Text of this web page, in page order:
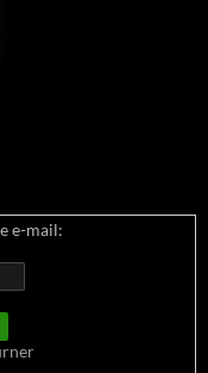
e-mail: